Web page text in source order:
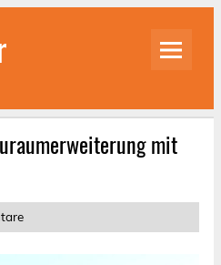
mit